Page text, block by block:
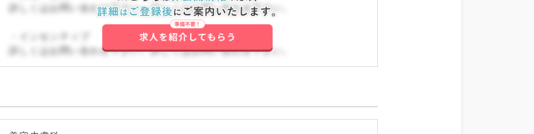
詳しくはお問い合わせ下さい。詳しくはお問い合わせ下さい。
・インセンティブ
詳しくはお問い合わせ下さい。詳しくはお問い合わせ下さい。